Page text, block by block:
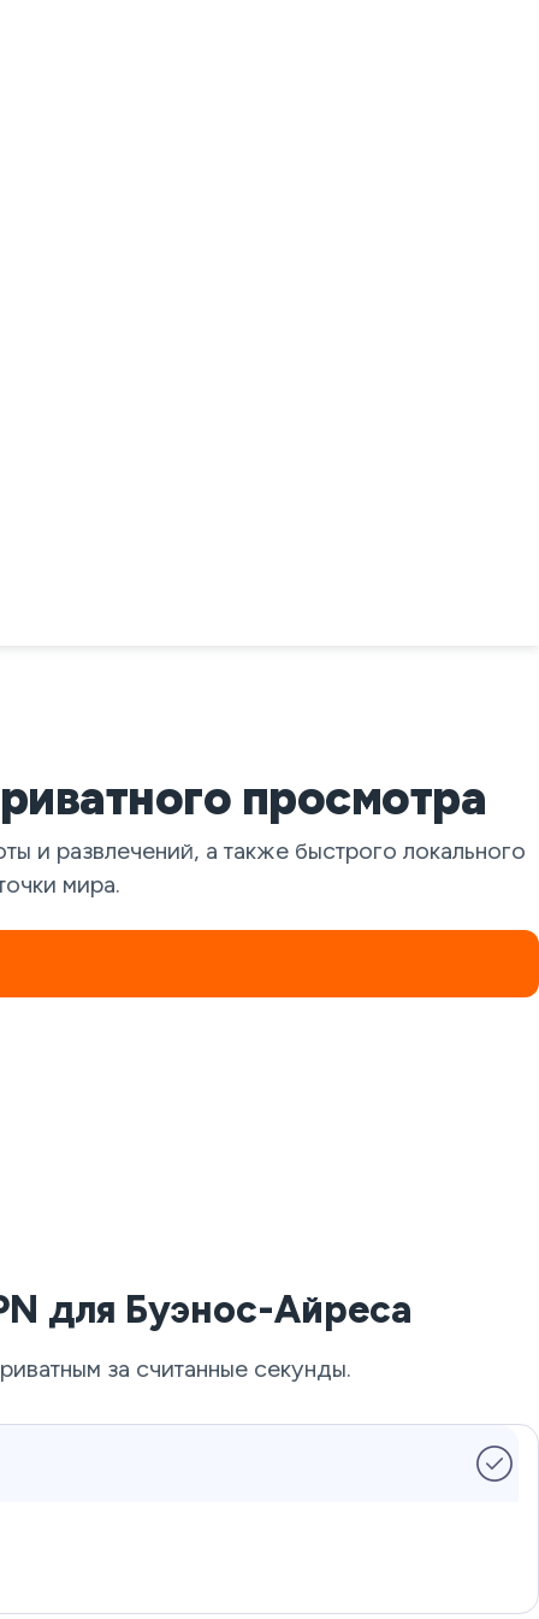
просмотра
и развлечений, а также быстрого локального
мира.
для Буэнос-Айреса
за считанные секунды.